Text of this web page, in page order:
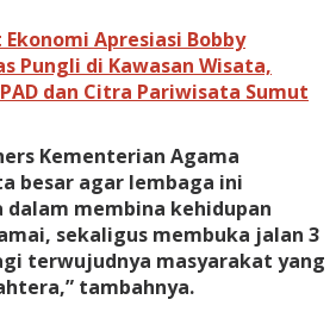
Apresiasi Bobby
Pungli di Kawasan Wisata,
dan Citra Pariwisata Sumut
Kementerian Agama
besar agar lembaga ini
membina kehidupan
sekaligus membuka jalan 3
terwujudnya masyarakat yang
tambahnya.